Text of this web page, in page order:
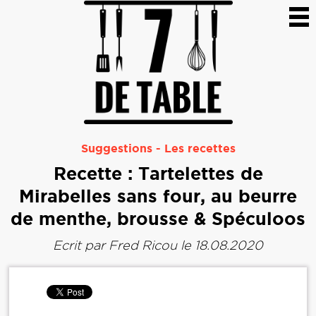
Suggestions- Les recettes
Recette : Tartelettes de
Mirabelles sans four, au beurre
de menthe, brousse & Spéculoos
Ecrit par Fred Ricoule 18.08.2020